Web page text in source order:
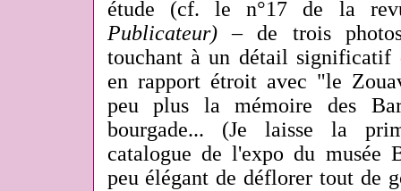
étude (cf. le n°17 de la
Publicateur)– de trois
touchant à un détail significatif
en rapport étroit avec "le
peu plus la mémoire des
bourgade... (Je laisse la
catalogue de l'expo du musée
peu élégant de déflorer tout de